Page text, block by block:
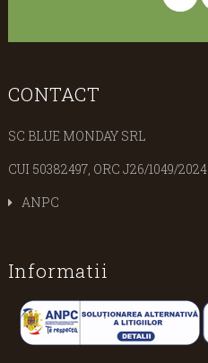
CONTACT
SC BLUE MONDAY SRL
CUI 50382497, ORC J26/1049/2024
ANPC
Informatii